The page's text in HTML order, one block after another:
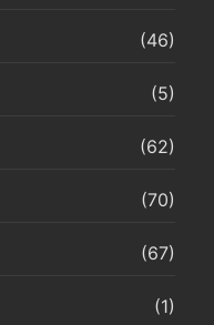
(46)
(5)
(62)
(70)
(67)
(1)